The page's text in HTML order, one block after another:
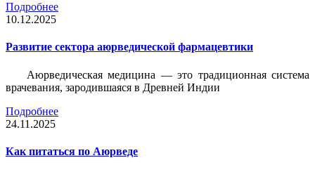
Подробнее
10.12.2025
Развитие сектора аюрведической фармацевтики
Аюрведическая медицина — это традиционная система
врачевания, зародившаяся в Древней Индии
Подробнее
24.11.2025
Как питаться по Аюрведе